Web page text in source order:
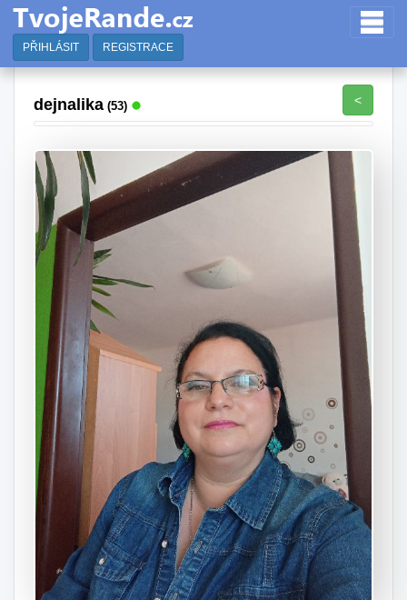
PŘIHLÁSIT REGISTRACE
dejnalika (53) <